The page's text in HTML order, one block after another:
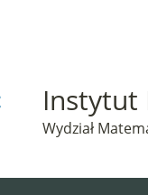
Instytut
Wydział